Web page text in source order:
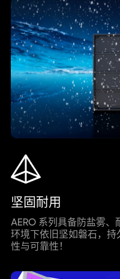
坚固耐用
AERO 系列具备防盐雾
环境下依旧坚如磐石，
性与可靠性！